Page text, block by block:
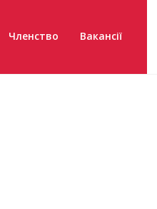
Членство Вакансії